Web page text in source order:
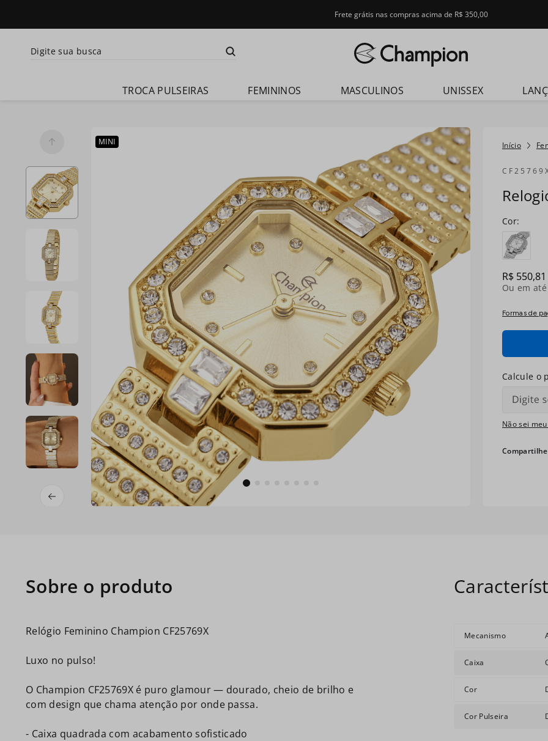
Frete grátis nas compras acima de R$ 350,00
Digite sua busca
TROCA PULSEIRAS FEMININOS MASCULINOS UNISSEX
MINI
R$ 550,81
Ou em
Formas de
Não sei meu
Relógio Feminino Champion CF25769X
Luxo no pulso!
O Champion CF25769X é puro glamour — dourado, cheio de brilho e
com design que chama atenção por onde passa.
- Caixa quadrada com acabamento sofisticado
Mecanismo
Caixa
Cor
Cor Pulseira
1
masculino
º troca-
pulseira
5º relogio
smartwatch
6º
ch30224
7º digital
8º
masculino
9º relogio
prata
dourado
10º kit troca-
pulseira